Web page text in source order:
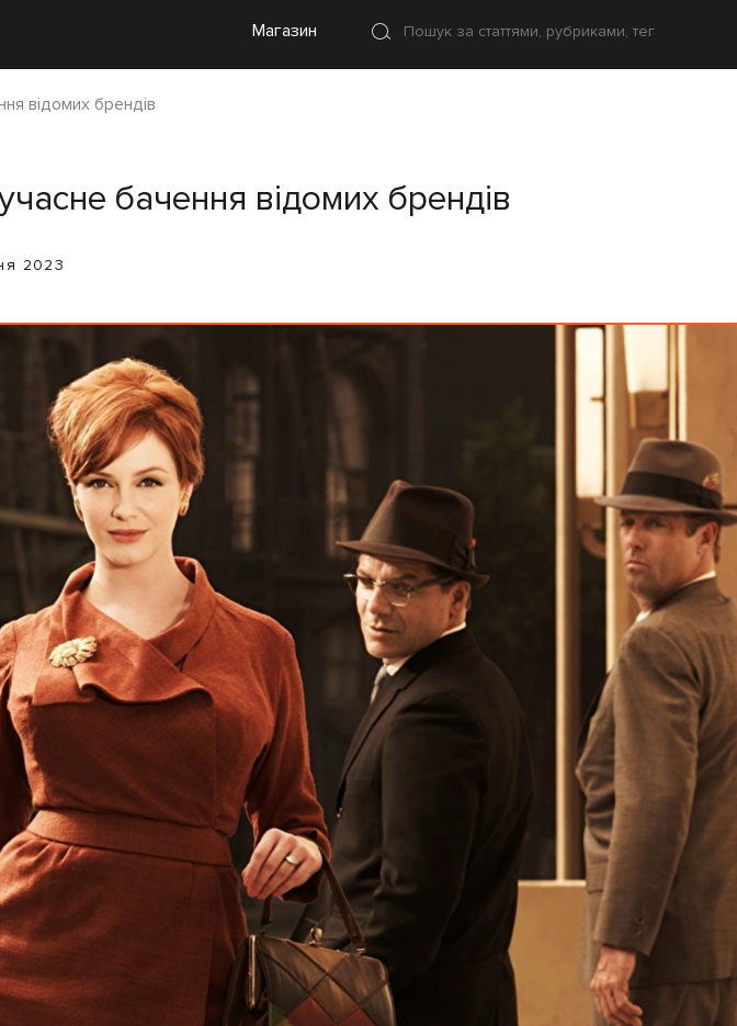
Магазин
відомих брендів
бачення відомих брендів
2023